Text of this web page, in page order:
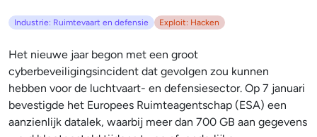
Industrie: Ruimtevaart en defensie Exploit: Hacken
Het nieuwe jaar begon met een groot
cyberbeveiligingsincident dat gevolgen zou kunnen
hebben voor de luchtvaart- en defensiesector. Op 7 januari
bevestigde het Europees Ruimteagentschap (ESA) een
aanzienlijk datalek, waarbij meer dan 700 GB aan gegevens